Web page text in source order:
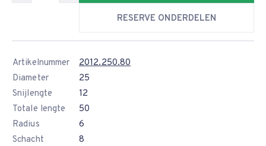
RESERVE ONDERDELEN
Artikelnummer
2012.250.80
Diameter
25
Snijlengte
12
Totale lengte
50
Radius
6
Schacht
8